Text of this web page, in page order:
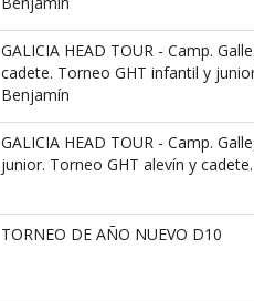
GALICIA HEAD TOUR - Camp.
cadete. Torneo GHT infantil y
Benjamín
GALICIA HEAD TOUR - Camp.
junior. Torneo GHT alevín y
TORNEO DE AÑO NUEVO D10